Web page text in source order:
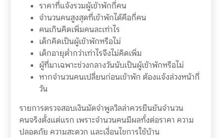
ราคาที่แจ้งรวมผู้เข้าพักกี่คน
จำนวนคนสูงสุดที่เข้าพักได้คือกี่คน
คนเกินคิดเพิ่มคนละเท่าไร
เด็กคิดเป็นผู้เข้าพักหรือไม่
เด็กอายุต่ำกว่าเท่าไรจึงไม่คิดเพิ่ม
ผู้ที่มาเฉพาะช่วงกลางวันนับเป็นผู้เข้าพักหรือไม่
หากจำนวนคนเปลี่ยนก่อนเข้าพัก ต้องแจ้งล่วงหน้ากี่
วัน
รายการตรวจสอบเงินมัดจำพูลวิลล่าควรยืนยันจำนวน
คนจริงตั้งแต่แรก เพราะจำนวนคนมีผลทั้งต่อราคา ความ
ปลอดภัย ความสะดวก และเงื่อนไขการใช้บ้าน